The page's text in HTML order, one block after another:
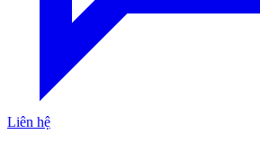
Liên hệ